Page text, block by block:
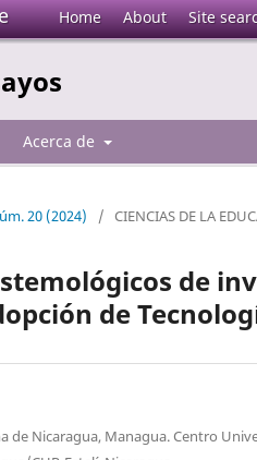
Home About Site
Acerca de
20 (2024) / CIENCIAS DE LA
de
de
de Nicaragua, Managua. Centro